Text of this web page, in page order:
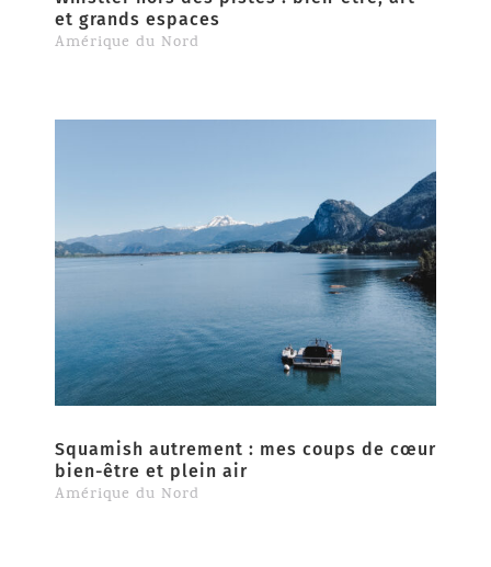
et grands espaces
Amérique du Nord
Squamish autrement : mes coups de cœur
bien-être et plein air
Amérique du Nord